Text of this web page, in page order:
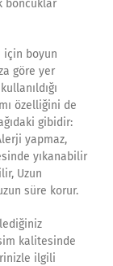
boncuklar
için boyun
göre yer
özelliğini de
gibidir:
yapmaz,
yıkanabilir
Uzun
süre korur.
kalitesinde
ilgili